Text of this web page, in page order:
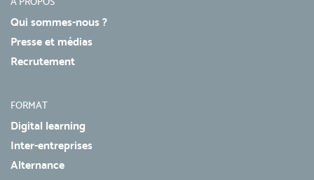
Qui sommes-nous ?
Presse et médias
Recrutement
FORMAT
Digital learning
Inter-entreprises
Alternance